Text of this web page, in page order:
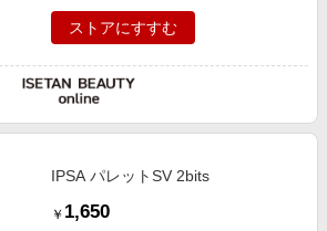
ストアにすすむ
IPSA パレットSV 2bits
￥ 1,650